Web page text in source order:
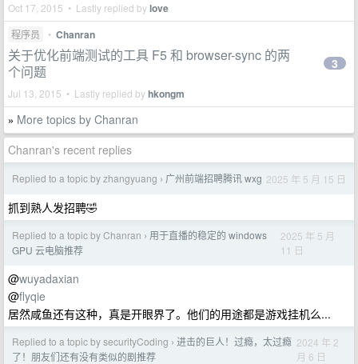
Oct 17, 2015 • Lastly replied bylove
程序员 • Chanran
关于优化前端测试的工具 F5 和 browser-sync 的两
个问题
Jul 13, 2015 • Lastly replied byhkongm
3
» More topics by Chanran
Chanran's recent replies
Replied to a topic by zhangyuang › 广州前端招聘腾讯 wxg 2025 年 5 月 15 日
抓到熟人发招聘🤣
Replied to a topic by Chanran › 用于直播的稳定的 windows
GPU 云电脑推荐
2025 年 5 月
11 日
@wuyadaxian
@flyqie
居然咸鱼还有这种，真是开眼界了。他们的用途都是游戏挂机么...
Replied to a topic by securityCoding › 进击的巨人！过瘾，太过瘾
了！朋友们还有没有类似的剧推荐
2024 年 2
月 6 日